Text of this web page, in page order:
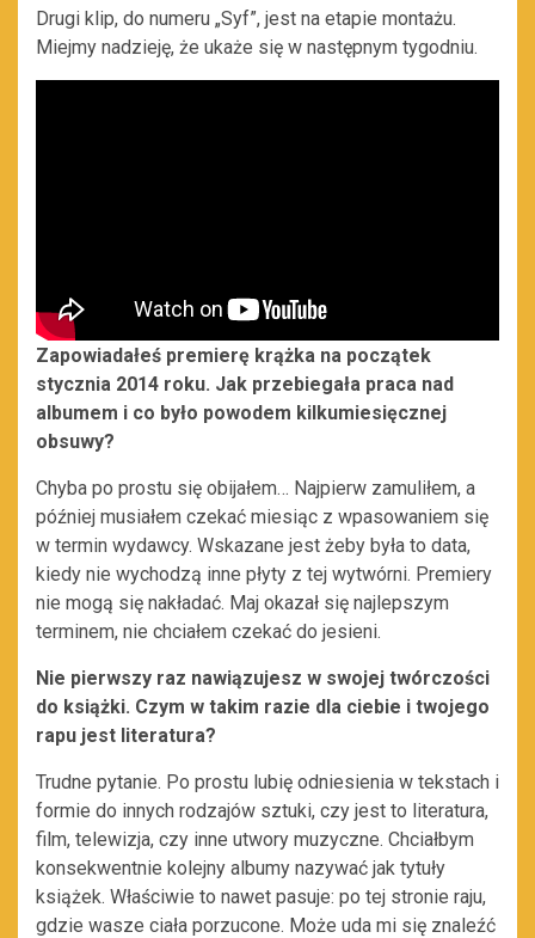
Drugi klip, do numeru „Syf”, jest na etapie montażu.
Miejmy nadzieję, że ukaże się w następnym tygodniu.
Zapowiadałeś premierę krążka na początek
stycznia 2014 roku. Jak przebiegała praca nad
albumem i co było powodem kilkumiesięcznej
obsuwy?
Chyba po prostu się obijałem… Najpierw zamuliłem, a
później musiałem czekać miesiąc z wpasowaniem się
w termin wydawcy. Wskazane jest żeby była to data,
kiedy nie wychodzą inne płyty z tej wytwórni. Premiery
nie mogą się nakładać. Maj okazał się najlepszym
terminem, nie chciałem czekać do jesieni.
Nie pierwszy raz nawiązujesz w swojej twórczości
do książki. Czym w takim razie dla ciebie i twojego
rapu jest literatura?
Trudne pytanie. Po prostu lubię odniesienia w tekstach i
formie do innych rodzajów sztuki, czy jest to literatura,
film, telewizja, czy inne utwory muzyczne. Chciałbym
konsekwentnie kolejny albumy nazywać jak tytuły
książek. Właściwie to nawet pasuje: po tej stronie raju,
gdzie wasze ciała porzucone. Może uda mi się znaleźć